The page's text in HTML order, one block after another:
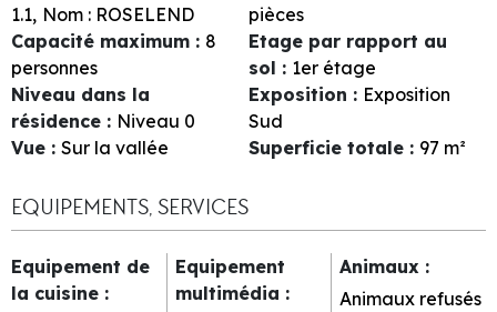
1.1 Nom : ROSELEND
pièces
Capacité maximum : 8
personnes
Etage par rapport au
sol : 1er étage
Niveau dans la
résidence : Niveau 0
Exposition : Exposition
Sud
Vue : Sur la vallée Superficie totale : 97 m²
EQUIPEMENTS, SERVICES
Equipement de
la cuisine :
Equipement
multimédia :
Animaux :
Animaux refusés